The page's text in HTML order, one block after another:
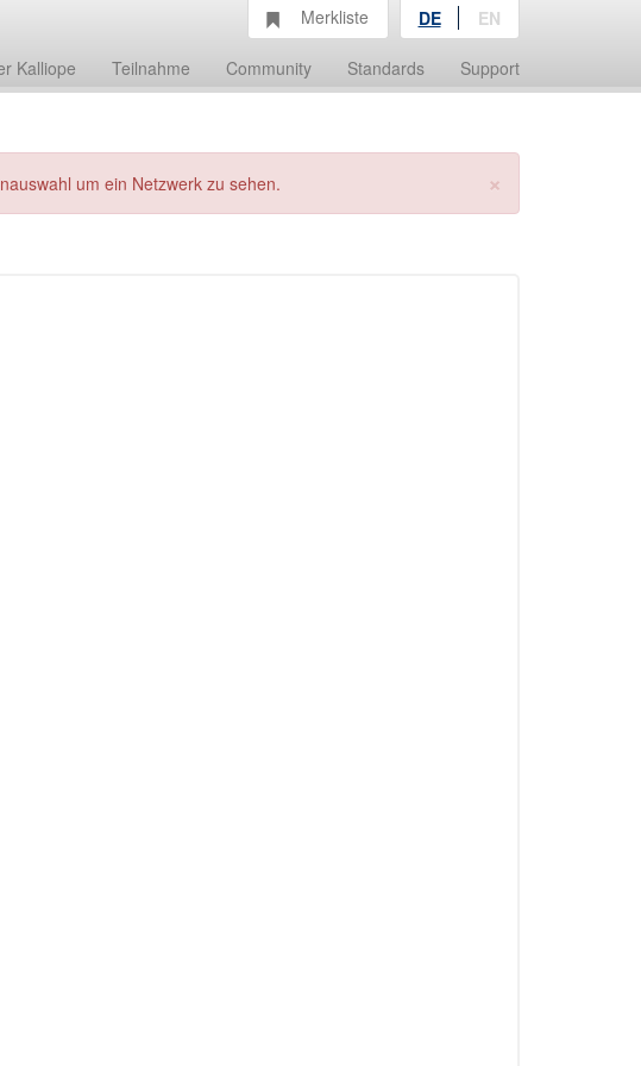
Kalliope Teilnahme Community Standards Support
Merkliste DE EN
×
um ein Netzwerk zu sehen.